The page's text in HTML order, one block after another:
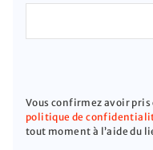
Vous confirmez avoir
politique de
tout moment à l’aide du